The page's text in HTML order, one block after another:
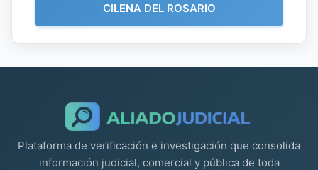
CILENA DEL ROSARIO
Plataforma de verificación e investigación que consolida
información judicial, comercial y pública de toda